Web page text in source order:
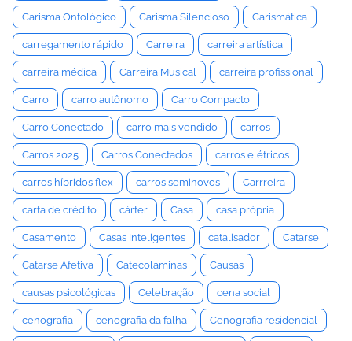
Carisma Ontológico Carisma Silencioso Carismática
carregamento rápido Carreira carreira artística
carreira médica Carreira Musical carreira profissional
Carro carro autônomo Carro Compacto
Carro Conectado carro mais vendido carros
Carros 2025 Carros Conectados carros elétricos
carros híbridos flex carros seminovos Carrreira
carta de crédito cárter Casa casa própria
Casamento Casas Inteligentes catalisador Catarse
Catarse Afetiva Catecolaminas Causas
causas psicológicas Celebração cena social
cenografia cenografia da falha Cenografia residencial